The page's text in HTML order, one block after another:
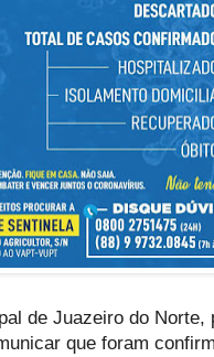
de Juazeiro do Norte,
que foram